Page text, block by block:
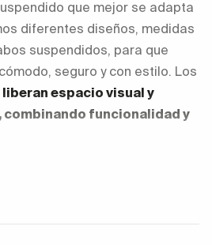
que mejor se adapta
diferentes diseños, medidas
suspendidos, para que
seguro y con estilo. Los
liberan espacio visual y
funcionalidad y
suspendidos según